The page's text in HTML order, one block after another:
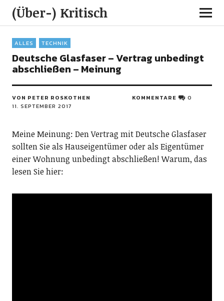
(Über-) Kritisch
ALLES TECHNIK
Deutsche Glasfaser – Vertrag unbedingt
abschließen – Meinung
VON PETER ROSKOTHEN
11. SEPTEMBER 2017
KOMMENTARE 0
Meine Meinung: Den Vertrag mit Deutsche Glasfaser
sollten Sie als Hauseigentümer oder als Eigentümer
einer Wohnung unbedingt abschließen! Warum, das
lesen Sie hier: